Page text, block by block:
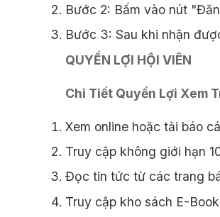
Bước 2: Bấm vào nút
Bước 3: Sau khi nhận
QUYỀN LỢI HỘI VIÊN
Chi Tiết Quyền Lợi Xem
Xem online hoặc tải báo
Truy cập không giới hạn
Đọc tin tức từ các trang
Truy cập kho sách E-